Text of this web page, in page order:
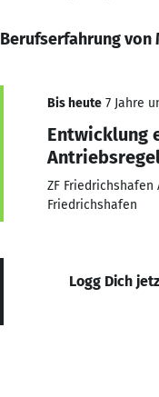
Berufserfahrung von
Bis heute 7 Jahre
Entwicklung
ZF Friedrichshafen
Friedrichshafen
Logg Dich